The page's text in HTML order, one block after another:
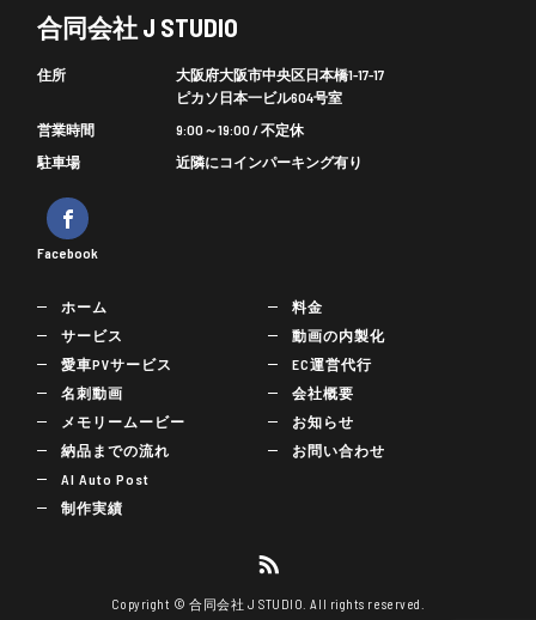
合同会社 J STUDIO
住所
大阪府大阪市中央区日本橋1-17-17
ピカソ日本一ビル604号室
営業時間
9:00～19:00 / 不定休
駐車場
近隣にコインパーキング有り
Facebook
ホーム
サービス
愛車PVサービス
名刺動画
メモリームービー
納品までの流れ
AI Auto Post
制作実績
料金
動画の内製化
EC運営代行
会社概要
お知らせ
お問い合わせ
Copyright © 合同会社 J STUDIO. All rights reserved.